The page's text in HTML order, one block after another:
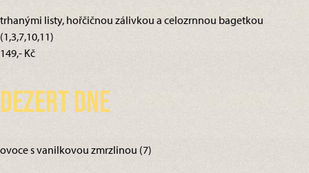
trhanými listy, hořčičnou zálivkou a celozrnnou bagetkou
(1,3,7,10,11)
149,- Kč
Dezert dne
ovoce s vanilkovou zmrzlinou (7)